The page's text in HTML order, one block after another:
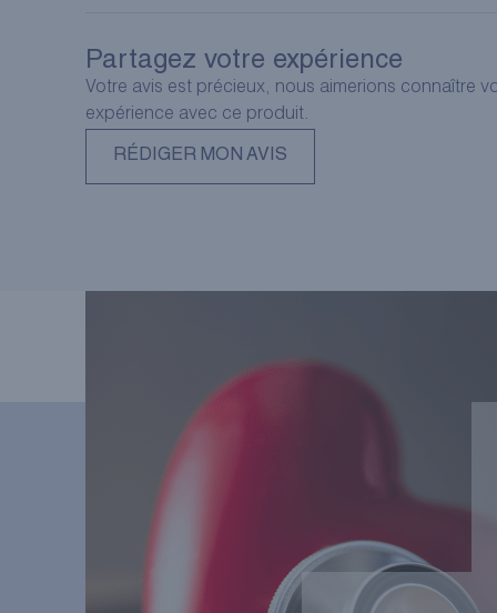
Partagez votre expérience
Votre avis est précieux, nous aimerions connaître
expérience avec ce produit.
RÉDIGER MON AVIS